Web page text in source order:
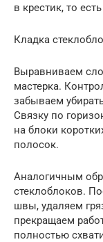
в крестик, то
Кладка
Выравниваем
мастерка.
забываем
Связку по
на блоки
полосок.
Аналогичным
стеклоблоков.
швы, удаляем
прекращаем
полностью